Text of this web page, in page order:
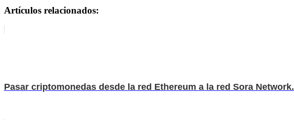
Artículos relacionados:
Pasar criptomonedas desde la red Ethereum a la red Sora Network.